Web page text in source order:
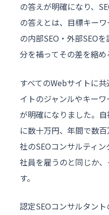
の答えが明確になり、
の答えとは、目標キー
の内部SEO・外部SEO
分を補ってその差を縮め
すべてのWebサイトに
イトのジャンルやキー
が明確になりました。
に数十万円、年間で数
社のSEOコンサルティ
社員を雇うのと同じか
す。
認定SEOコンサルタン